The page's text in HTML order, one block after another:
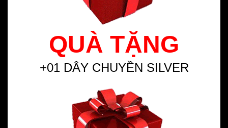
QUÀ TẶNG
+01 DÂY CHUYỀN SILVER